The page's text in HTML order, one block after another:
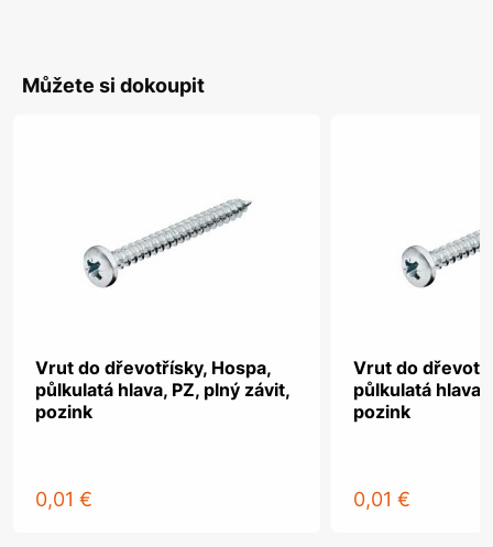
Můžete si dokoupit
Vrut do dřevotřísky, Hospa,
půlkulatá hlava, PZ, plný závit,
pozink
0,01 €
Vrut do
půlkulatá hlava,
pozink
0,01 €